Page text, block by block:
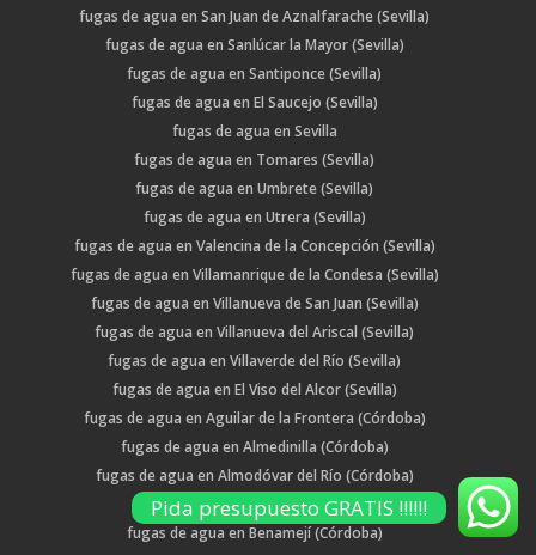
fugas de agua en San Juan de Aznalfarache (Sevilla)
fugas de agua en Sanlúcar la Mayor (Sevilla)
fugas de agua en Santiponce (Sevilla)
fugas de agua en El Saucejo (Sevilla)
fugas de agua en Sevilla
fugas de agua en Tomares (Sevilla)
fugas de agua en Umbrete (Sevilla)
fugas de agua en Utrera (Sevilla)
fugas de agua en Valencina de la Concepción (Sevilla)
fugas de agua en Villamanrique de la Condesa (Sevilla)
fugas de agua en Villanueva de San Juan (Sevilla)
fugas de agua en Villanueva del Ariscal (Sevilla)
fugas de agua en Villaverde del Río (Sevilla)
fugas de agua en El Viso del Alcor (Sevilla)
fugas de agua en Aguilar de la Frontera (Córdoba)
fugas de agua en Almedinilla (Córdoba)
fugas de agua en Almodóvar del Río (Córdoba)
fugas de agua en Baena (Córdoba)
fugas de agua en Benamejí (Córdoba)
Pida presupuesto GRATIS !!!!!!